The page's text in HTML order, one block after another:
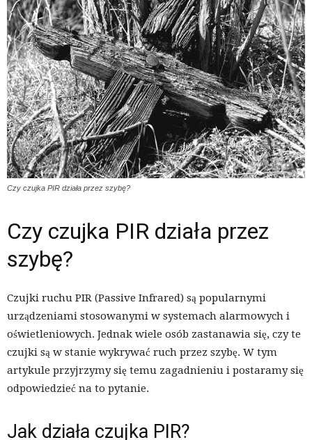
Czy czujka PIR działa przez szybę?
Czy czujka PIR działa przez
szybę?
Czujki ruchu PIR (Passive Infrared) są popularnymi
urządzeniami stosowanymi w systemach alarmowych i
oświetleniowych. Jednak wiele osób zastanawia się, czy te
czujki są w stanie wykrywać ruch przez szybę. W tym
artykule przyjrzymy się temu zagadnieniu i postaramy się
odpowiedzieć na to pytanie.
Jak działa czujka PIR?